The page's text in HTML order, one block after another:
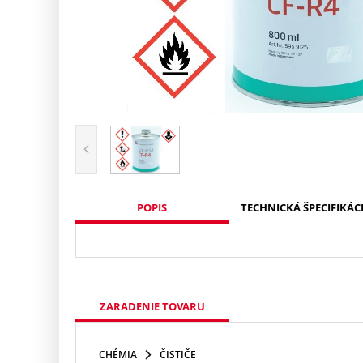
POPIS TECHNICKÁ
ZARADENIE TOVARU
CHÉMIA ČISTIČE